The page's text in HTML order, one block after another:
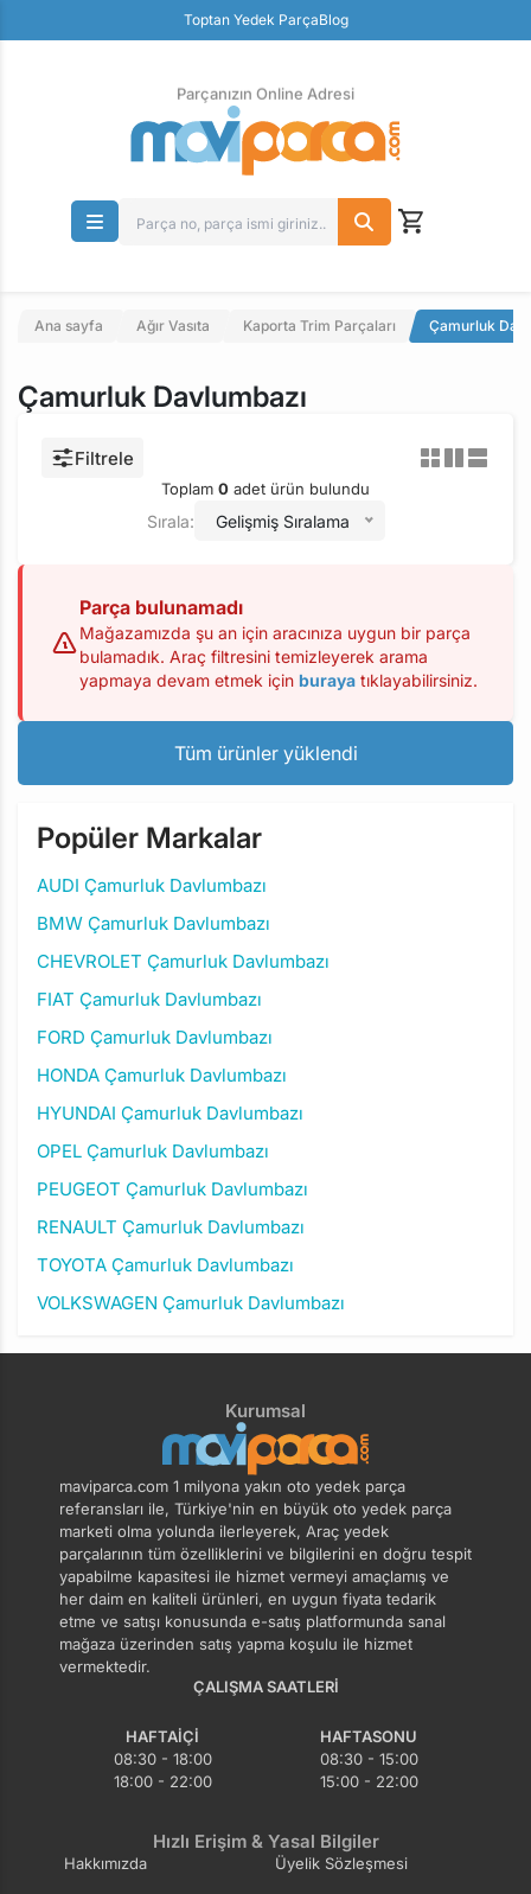
Toptan Yedek ParçaBlog
Parçanızın Online Adresi
Ana sayfa Ağır Vasıta Kaporta Trim Parçaları Çamurluk
Çamurluk Davlumbazı
Filtrele
Toplam 0 adet ürün bulundu
Sırala: Gelişmiş Sıralama
Parça bulunamadı
Mağazamızda şu an için aracınıza uygun bir parça
bulamadık. Araç filtresini temizleyerek arama
yapmaya devam etmek için buraya tıklayabilirsiniz.
Tüm ürünler yüklendi
Popüler Markalar
AUDI Çamurluk Davlumbazı
BMW Çamurluk Davlumbazı
CHEVROLET Çamurluk Davlumbazı
FIAT Çamurluk Davlumbazı
FORD Çamurluk Davlumbazı
HONDA Çamurluk Davlumbazı
HYUNDAI Çamurluk Davlumbazı
OPEL Çamurluk Davlumbazı
PEUGEOT Çamurluk Davlumbazı
RENAULT Çamurluk Davlumbazı
TOYOTA Çamurluk Davlumbazı
VOLKSWAGEN Çamurluk Davlumbazı
Kurumsal
maviparca.com 1 milyona yakın oto yedek parça
referansları ile, Türkiye'nin en büyük oto yedek parça
marketi olma yolunda ilerleyerek, Araç yedek
parçalarının tüm özelliklerini ve bilgilerini en doğru tespit
yapabilme kapasitesi ile hizmet vermeyi amaçlamış ve
her daim en kaliteli ürünleri, en uygun fiyata tedarik
etme ve satışı konusunda e-satış platformunda sanal
mağaza üzerinden satış yapma koşulu ile hizmet
vermektedir.
ÇALIŞMA SAATLERI
HAFTAIÇI
08:30 - 18:00
18:00 - 22:00
HAFTASONU
08:30 - 15:00
15:00 - 22:00
Hızlı Erişim & Yasal Bilgiler
Hakkımızda Üyelik Sözleşmesi